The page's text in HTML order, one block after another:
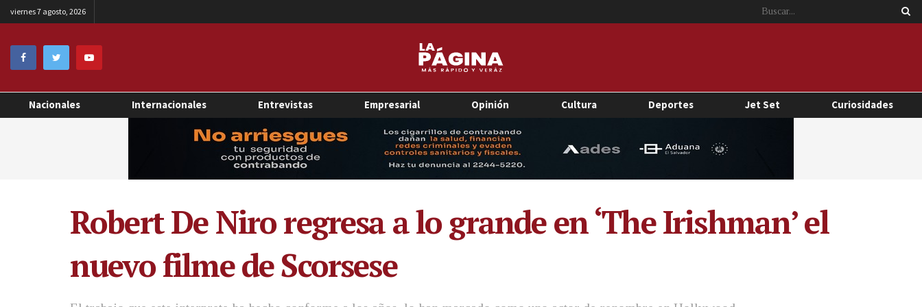
viernes 7 agosto, 2026
Nacionales Internacionales Entrevistas Empresarial Opinión Cultura Deportes Jet Set Curiosidades
Robert De Niro regresa a lo grande en ‘The Irishman’ el
nuevo filme de Scorsese